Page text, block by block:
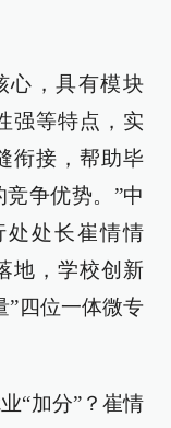
心，具有模块
强等特点，实
衔接，帮助毕
争优势。”中
处处长崔情情
地，学校创新
四位一体微专
“加分”？崔情